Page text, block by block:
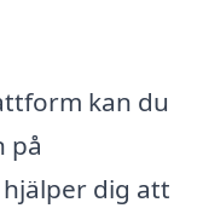
kan du
på
dig att